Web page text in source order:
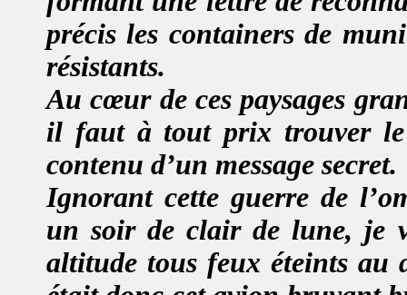
précis les containers de
résistants.
Au cœur de ces paysages
il faut à tout prix trouver
contenu d’un message secret.
Ignorant cette guerre de
un soir de clair de lune, je
altitude tous feux éteints